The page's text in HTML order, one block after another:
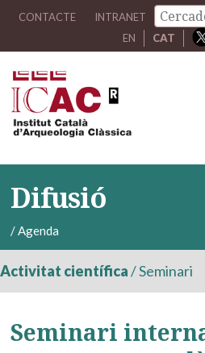
CONTACTE INTRANET
EN
CAT
Difusió
/Agenda
Activitat científica/Seminari
Seminari